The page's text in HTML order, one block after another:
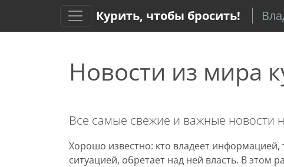
Курить, чтобы бросить!
Новости из мира
Все самые свежие и важные новости
Хорошо известно: кто владеет
ситуацией, обретает над ней власть. В этом